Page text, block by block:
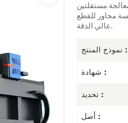
محاور للقطع
عالي الدقة.
نموذج المنتج :
شهادة :
تحديد :
أصل :